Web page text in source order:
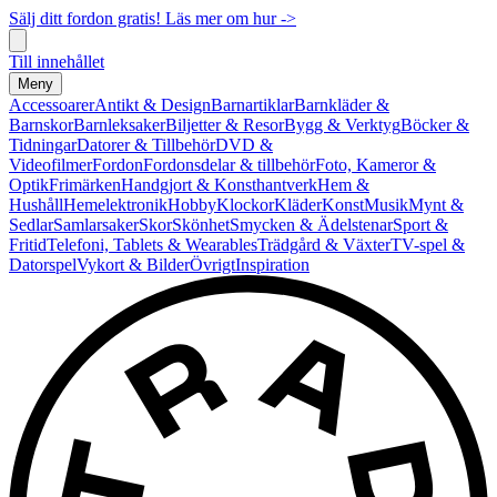
Sälj ditt fordon gratis! Läs mer om hur ->
Till innehållet
Meny
AccessoarerAntikt & DesignBarnartiklarBarnkläder &
BarnskorBarnleksakerBiljetter & ResorBygg & VerktygBöcker &
TidningarDatorer & TillbehörDVD &
VideofilmerFordonFordonsdelar & tillbehörFoto, Kameror &
OptikFrimärkenHandgjort & KonsthantverkHem &
HushållHemelektronikHobbyKlockorKläderKonstMusikMynt &
SedlarSamlarsakerSkorSkönhetSmycken & ÄdelstenarSport &
FritidTelefoni, Tablets & WearablesTrädgård & VäxterTV-spel &
DatorspelVykort & BilderÖvrigtInspiration